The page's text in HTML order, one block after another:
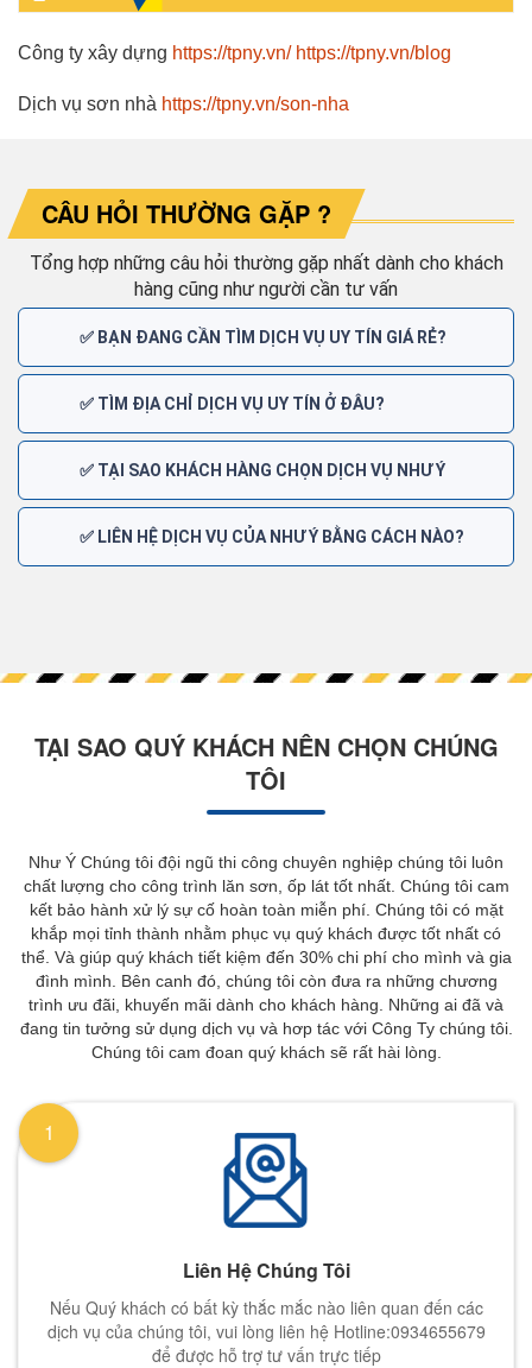
Công ty xây dựng https://tpny.vn/ https://tpny.vn/blog
Dịch vụ sơn nhà https://tpny.vn/son-nha
CÂU HỎI THƯỜNG GẶP ?
Tổng hợp những câu hỏi thường gặp nhất dành cho khách
hàng cũng như người cần tư vấn
✅ BẠN ĐANG CẦN TÌM DỊCH VỤ UY TÍN GIÁ RẺ?
✅ TÌM ĐỊA CHỈ DỊCH VỤ UY TÍN Ở ĐÂU?
✅ TẠI SAO KHÁCH HÀNG CHỌN DỊCH VỤ NHƯ Ý
✅ LIÊN HỆ DỊCH VỤ CỦA NHƯ Ý BẰNG CÁCH NÀO?
TẠI SAO QUÝ KHÁCH NÊN CHỌN CHÚNG
TÔI
Như Ý Chúng tôi đội ngũ thi công chuyên nghiệp chúng tôi luôn
chất lượng cho công trình lăn sơn, ốp lát tốt nhất. Chúng tôi cam
kết bảo hành xử lý sự cố hoàn toàn miễn phí. Chúng tôi có mặt
khắp mọi tỉnh thành nhằm phục vụ quý khách được tốt nhất có
thể. Và giúp quý khách tiết kiệm đến 30% chi phí cho mình và gia
đình mình. Bên canh đó, chúng tôi còn đưa ra những chương
trình ưu đãi, khuyến mãi dành cho khách hàng. Những ai đã và
đang tin tưởng sử dụng dịch vụ và hơp tác với Công Ty chúng tôi.
Chúng tôi cam đoan quý khách sẽ rất hài lòng.
Liên Hệ Chúng Tôi
Nếu Quý khách có bất kỳ thắc mắc nào liên quan đến các
dịch vụ của chúng tôi, vui lòng liên hệ Hotline:0934655679
để được hỗ trợ tư vấn trực tiếp
1